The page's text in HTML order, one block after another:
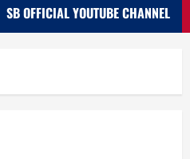
SB OFFICIAL YOUTUBE CHANNEL